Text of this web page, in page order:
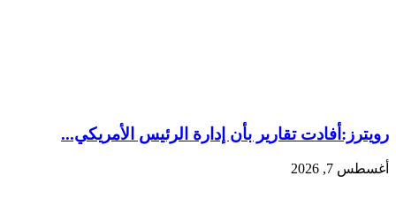
رويترز:أفادت تقارير بأن إدارة الرئيس الأمريكي...
أغسطس 7, 2026